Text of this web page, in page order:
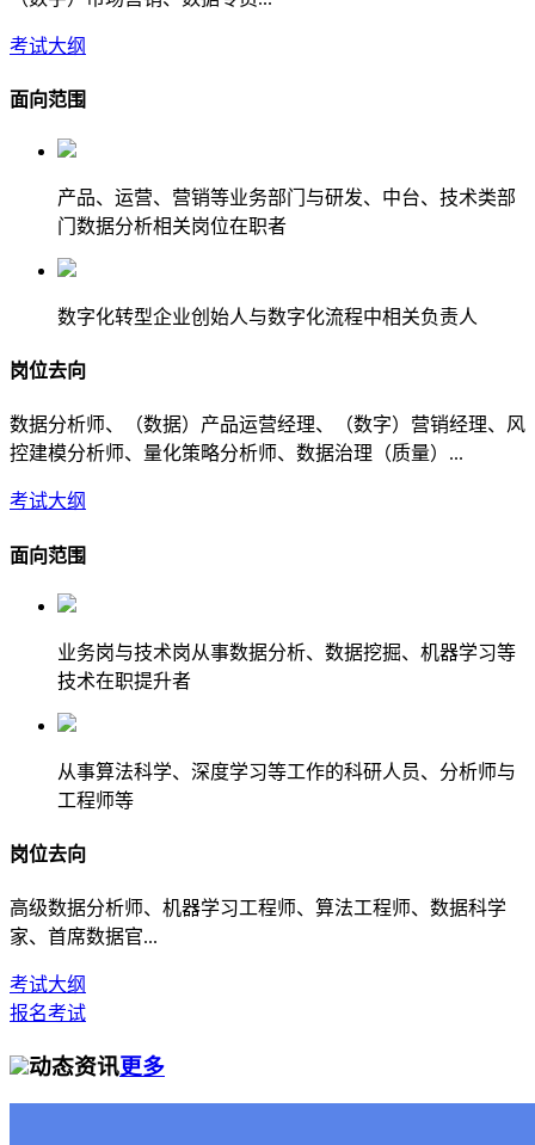
考试大纲
面向范围
产品、运营、营销等业务部门与研发、中台、技术类部
门数据分析相关岗位在职者
数字化转型企业创始人与数字化流程中相关负责人
岗位去向
数据分析师、（数据）产品运营经理、（数字）营销经理、风
控建模分析师、量化策略分析师、数据治理（质量）...
考试大纲
面向范围
业务岗与技术岗从事数据分析、数据挖掘、机器学习等
技术在职提升者
从事算法科学、深度学习等工作的科研人员、分析师与
工程师等
岗位去向
高级数据分析师、机器学习工程师、算法工程师、数据科学
家、首席数据官...
考试大纲
报名考试
动态资讯更多